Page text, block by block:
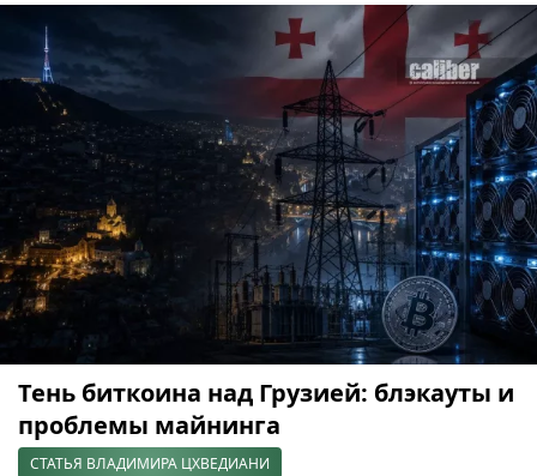
Тень биткоина над Грузией: блэкауты и
проблемы майнинга
СТАТЬЯ ВЛАДИМИРА ЦХВЕДИАНИ